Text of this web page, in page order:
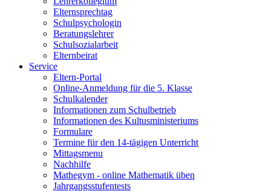
Elternsprechtag
Schulpsychologin
Beratungslehrer
Schulsozialarbeit
Elternbeirat
Service
Eltern-Portal
Online-Anmeldung für die 5. Klasse
Schulkalender
Informationen zum Schulbetrieb
Informationen des Kultusministeriums
Formulare
Termine für den 14-tägigen Unterricht
Mittagsmenu
Nachhilfe
Mathegym - online Mathematik üben
Jahrgangsstufentests